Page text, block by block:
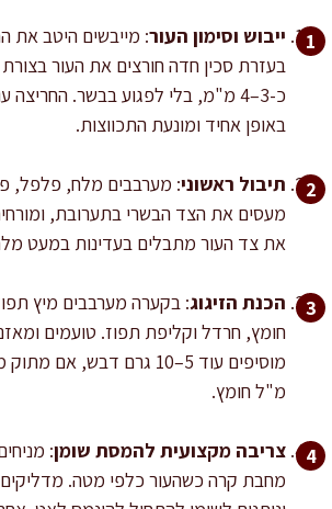
ייבוש וסימון העור: מייבשים היטב את
בעזרת סכין חדה חורצים את העור
כ-3–4 מ"מ, בלי לפגוע בבשר.
באופן אחיד ומונעת התכווצות.
תיבול ראשוני: מערבבים מלח, פלפל,
מעסים את הצד הבשרי בתערובת,
את צד העור מתבלים בעדינות במעט
הכנת הזיגוג: בקערה מערבבים מיץ
חומץ, חרדל וקליפת תפוז. טועמים
מ"ל חומץ.
צריבה מקצועית להמסת שומן:
מחבת קרה כשהעור כלפי מטה. מדליקים